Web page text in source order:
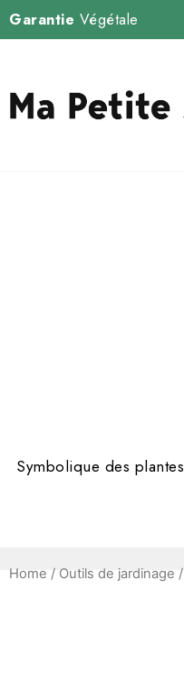
Garantie Végétale
Symbolique des plantes
Home / Outils de jardinage /